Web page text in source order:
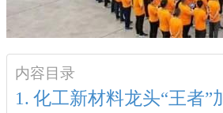
内容目录
化工新材料龙头“王者”